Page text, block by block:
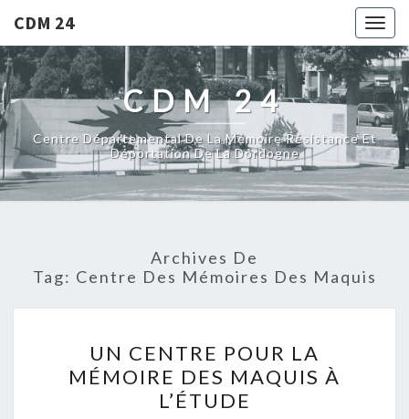
CDM 24
CDM 24
Centre Départemental De La Mémoire Résistance Et
Déportation De La Dordogne
Archives De
Tag: Centre Des Mémoires Des Maquis
N
C
E
UN CENTRE POUR LA
MÉMOIRE DES MAQUIS À
L’ÉTUDE